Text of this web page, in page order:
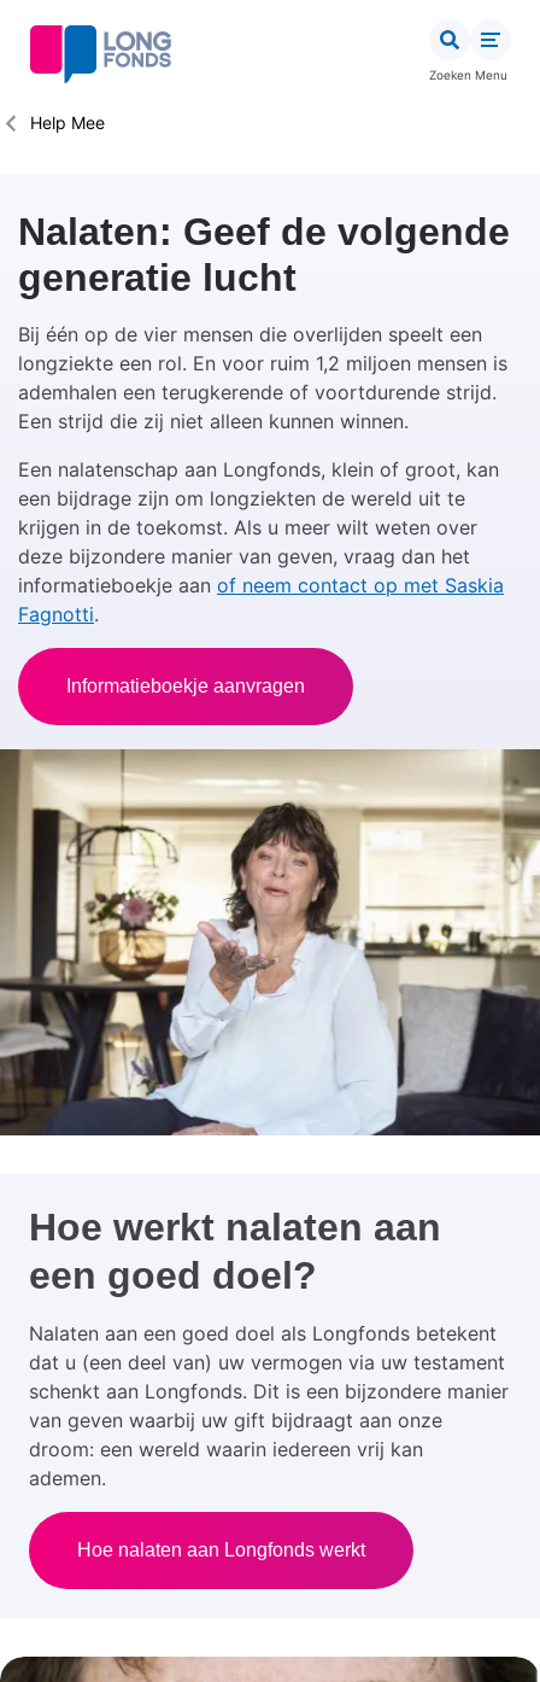
inhoud
Zoeken Menu
Kruimelpad
Help Mee
Nalaten: Geef de volgende
generatie lucht
Bij één op de vier mensen die overlijden speelt een
longziekte een rol. En voor ruim 1,2 miljoen mensen is
ademhalen een terugkerende of voortdurende strijd.
Een strijd die zij niet alleen kunnen winnen.
Een nalatenschap aan Longfonds, klein of groot, kan
een bijdrage zijn om longziekten de wereld uit te
krijgen in de toekomst. Als u meer wilt weten over
deze bijzondere manier van geven, vraag dan het
informatieboekje aan of neem contact op met Saskia
Fagnotti.
Informatieboekje aanvragen
Hoe werkt nalaten aan
een goed doel?
Nalaten aan een goed doel als Longfonds betekent
dat u (een deel van) uw vermogen via uw testament
schenkt aan Longfonds. Dit is een bijzondere manier
van geven waarbij uw gift bijdraagt aan onze
droom: een wereld waarin iedereen vrij kan
ademen.
Hoe nalaten aan Longfonds werkt